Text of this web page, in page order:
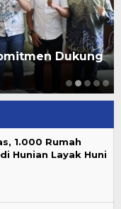
Dukung
1.000 Rumah
Hunian Layak Huni